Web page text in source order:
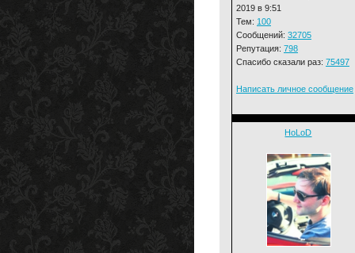
2019 в 9:51
Тем: 100
Сообщений: 32705
Репутация: 798
Спасибо сказали раз: 75497
Написать личное сообщение
HoLoD